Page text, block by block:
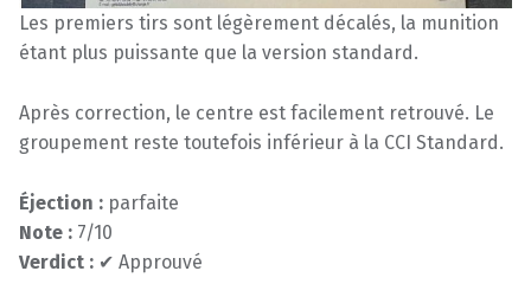
Les premiers tirs sont légèrement décalés, la munition
étant plus puissante que la version standard.
Après correction, le centre est facilement retrouvé. Le
groupement reste toutefois inférieur à la CCI Standard.
Éjection : parfaite
Note : 7/10
Verdict : ✔ Approuvé